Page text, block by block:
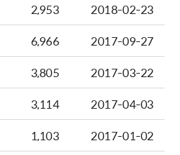
2,953
2018-02-23
6,966
2017-09-27
3,805
2017-03-22
3,114
2017-04-03
1,103
2017-01-02